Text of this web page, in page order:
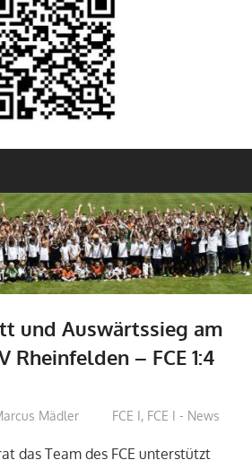
und Auswärtssieg am
Rheinfelden – FCE 1:4
Mädler FCE I, FCE I - News
das Team des FCE unterstützt